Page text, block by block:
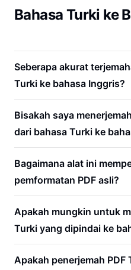
Bahasa Turki ke
Seberapa akurat
Turki ke bahasa Inggris?
Bisakah saya
dari bahasa Turki ke
Bagaimana alat ini
pemformatan PDF asli?
Apakah mungkin untuk
Turki yang dipindai ke
Apakah penerjemah PDF